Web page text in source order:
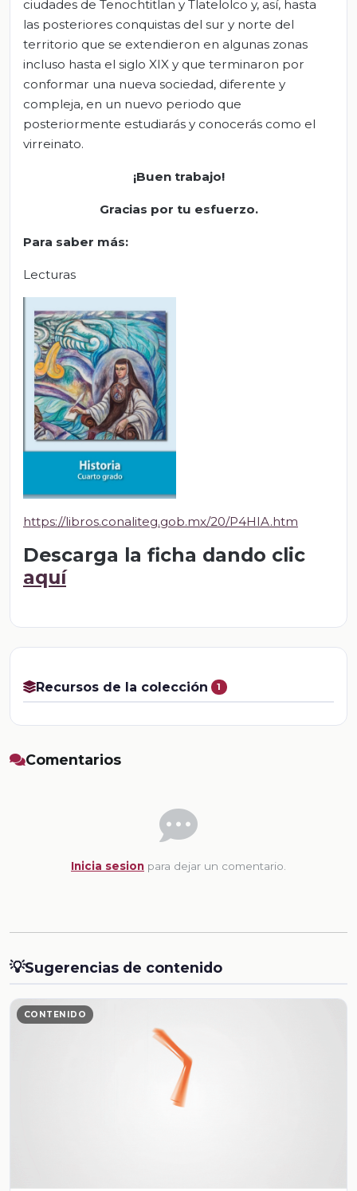
ciudades de Tenochtitlan y Tlatelolco y, así, hasta
las posteriores conquistas del sur y norte del
territorio que se extendieron en algunas zonas
incluso hasta el siglo XIX y que terminaron por
conformar una nueva sociedad, diferente y
compleja, en un nuevo periodo que
posteriormente estudiarás y conocerás como el
virreinato.
¡Buen trabajo!
Gracias por tu esfuerzo.
Para saber más:
Lecturas
https://libros.conaliteg.gob.mx/20/P4HIA.htm
Descarga la ficha dando clic
aquí
Recursos de la colección 1
Comentarios
Inicia sesion para dejar un comentario.
💡Sugerencias de contenido
CONTENIDO